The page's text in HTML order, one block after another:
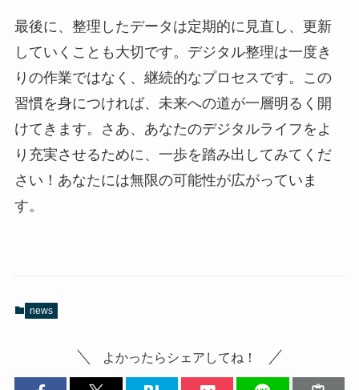
最後に、整理したデータは定期的に見直し、更新
していくことも大切です。デジタル整理は一度き
りの作業ではなく、継続的なプロセスです。この
習慣を身につければ、未来への道が一層明るく開
けてきます。さあ、あなたのデジタルライフをよ
り充実させるために、一歩を踏み出してみてくだ
さい！あなたには無限の可能性が広がっていま
す。
news
よかったらシェアしてね！